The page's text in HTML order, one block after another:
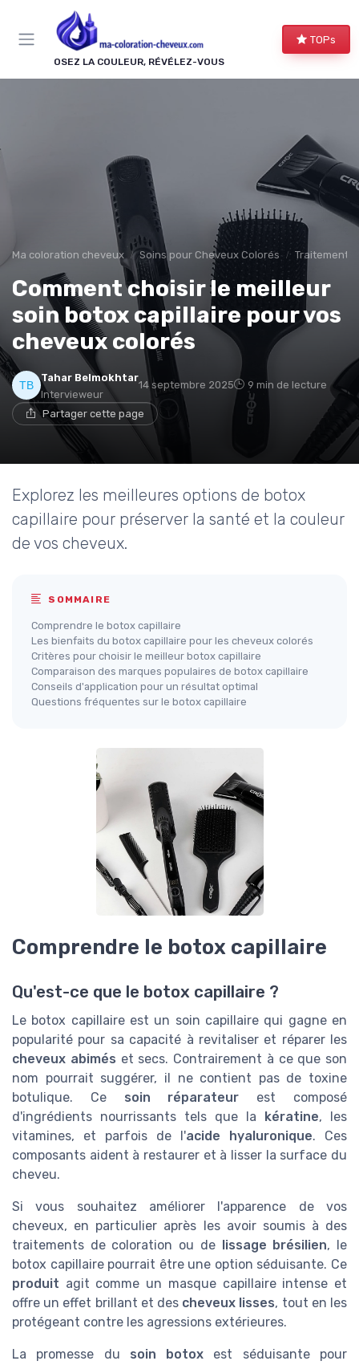
OSEZ LA COULEUR, RÉVÉLEZ-VOUS
TOPs
Ma coloration cheveux Soins pour Cheveux Colorés Traitements
Comment choisir le meilleur
soin botox capillaire pour vos
cheveux colorés
Tahar Belmokhtar
Intervieweur
14 septembre 2025 9 min de lecture
Partager cette page
Explorez les meilleures options de botox
capillaire pour préserver la santé et la couleur
de vos cheveux.
SOMMAIRE
Comprendre le botox capillaire
Les bienfaits du botox capillaire pour les cheveux colorés
Critères pour choisir le meilleur botox capillaire
Comparaison des marques populaires de botox capillaire
Conseils d'application pour un résultat optimal
Questions fréquentes sur le botox capillaire
Comprendre le botox capillaire
Qu'est-ce que le botox capillaire ?
Le botox capillaire est un soin capillaire qui gagne en
popularité pour sa capacité à revitaliser et réparer les
cheveux abimés et secs. Contrairement à ce que son
nom pourrait suggérer, il ne contient pas de toxine
botulique. Ce soin réparateur est composé
d'ingrédients nourrissants tels que la
kératine, les
vitamines, et parfois de l'acide hyaluronique. Ces
composants aident à restaurer et à lisser la surface du
cheveu.
Si vous souhaitez améliorer l'apparence de vos
cheveux, en particulier après les avoir soumis à des
traitements de coloration ou de
lissage brésilien, le
botox capillaire pourrait être une option séduisante. Ce
produit agit comme un masque capillaire intense et
offre un effet brillant et des cheveux lisses, tout en les
protégeant contre les agressions extérieures.
La promesse du soin botox est séduisante pour
Panneau de gestion des cookies